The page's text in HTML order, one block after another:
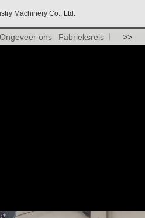
Machinery Co., Ltd.
Ongeveer ons Fabrieksreis >>